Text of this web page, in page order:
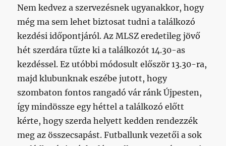
Nem kedvez a szervezésnek ugyanakkor, hogy
még ma sem lehet biztosat tudni a találkozó
kezdési időpontjáról. Az MLSZ eredetileg jövő
hét szerdára tűzte ki a találkozót 14.30-as
kezdéssel. Ez utóbbi módosult először 13.30-ra,
majd klubunknak eszébe jutott, hogy
szombaton fontos rangadó vár ránk Újpesten,
így mindössze egy héttel a találkozó előtt
kérte, hogy szerda helyett kedden rendezzék
meg az összecsapást. Futballunk vezetői a sok